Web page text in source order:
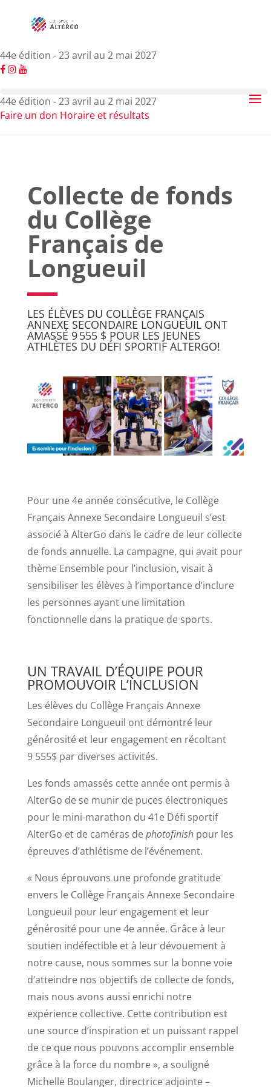
44e édition - 23 avril au 2 mai 2027
44e édition - 23 avril au 2 mai 2027
Faire un don Horaire et résultats
Collecte de fonds
du Collège
Français de
Longueuil
LES ÉLÈVES DU COLLÈGE FRANÇAIS
ANNEXE SECONDAIRE LONGUEUIL ONT
AMASSÉ 9 555 $ POUR LES JEUNES
ATHLÈTES DU DÉFI SPORTIF ALTERGO!
Pour une 4e année consécutive, le Collège
Français Annexe Secondaire Longueuil s’est
associé à AlterGo dans le cadre de leur collecte
de fonds annuelle. La campagne, qui avait pour
thème Ensemble pour l’inclusion, visait à
sensibiliser les élèves à l’importance d’inclure
les personnes ayant une limitation
fonctionnelle dans la pratique de sports.
UN TRAVAIL D’ÉQUIPE POUR
PROMOUVOIR L’INCLUSION
Les élèves du Collège Français Annexe
Secondaire Longueuil ont démontré leur
générosité et leur engagement en récoltant
9 555$ par diverses activités.
Les fonds amassés cette année ont permis à
AlterGo de se munir de puces électroniques
pour le mini-marathon du 41e Défi sportif
AlterGo et de caméras dephotofinish pour les
épreuves d’athlétisme de l’événement.
« Nous éprouvons une profonde gratitude
envers le Collège Français Annexe Secondaire
Longueuil pour leur engagement et leur
générosité pour une 4e année. Grâce à leur
soutien indéfectible et à leur dévouement à
notre cause, nous sommes sur la bonne voie
d’atteindre nos objectifs de collecte de fonds,
mais nous avons aussi enrichi notre
expérience collective. Cette contribution est
une source d’inspiration et un puissant rappel
de ce que nous pouvons accomplir ensemble
grâce à la force du nombre », a souligné
Michelle Boulanger, directrice adjointe –